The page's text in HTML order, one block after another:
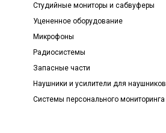
Студийные мониторы и сабвуферы
Уцененное оборудование
Микрофоны
Радиосистемы
Запасные части
Наушники и усилители для наушников
Системы персонального мониторинга